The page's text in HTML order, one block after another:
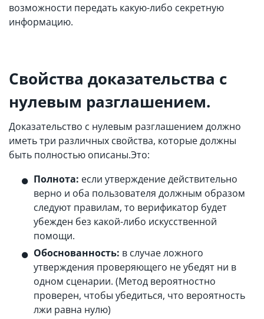
возможности передать какую-либо секретную
информацию.
Свойства доказательства с
нулевым разглашением.
Доказательство с нулевым разглашением должно
иметь три различных свойства, которые должны
быть полностью описаны.Это:
Полнота: если утверждение действительно
верно и оба пользователя должным образом
следуют правилам, то верификатор будет
убежден без какой-либо искусственной
помощи.
Обоснованность: в случае ложного
утверждения проверяющего не убедят ни в
одном сценарии. (Метод вероятностно
проверен, чтобы убедиться, что вероятность
лжи равна нулю)